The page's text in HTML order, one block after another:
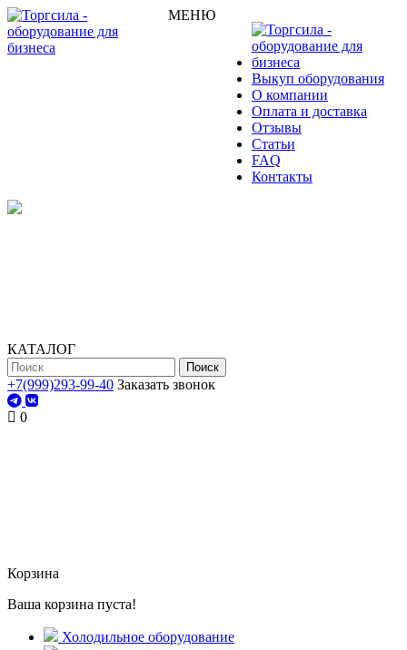
МЕНЮ
Выкуп оборудования
О компании
Оплата и доставка
Отзывы
Статьи
FAQ
Контакты
КАТАЛОГ
Поиск
+7(999)293-99-40 Заказать звонок
0
Корзина
Ваша корзина пуста!
Холодильное оборудование